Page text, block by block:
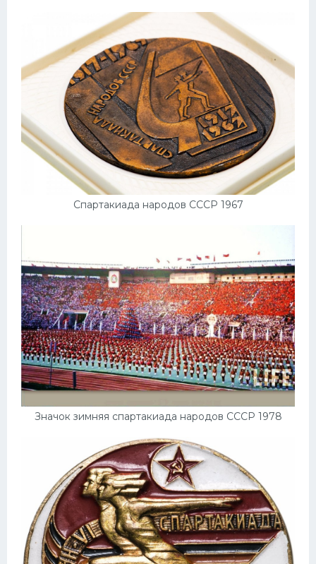
Спартакиада народов СССР 1967
Значок зимняя спартакиада народов СССР 1978